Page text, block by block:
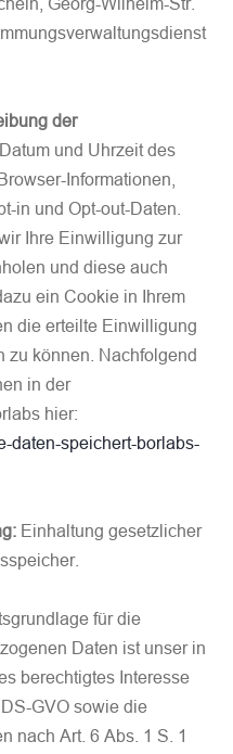
der
und Uhrzeit des
Informationen,
in und Opt-out-Daten.
Ihre Einwilligung zur
und diese auch
ein Cookie in Ihrem
die erteilte Einwilligung
zu können. Nachfolgend
in der
hier:
daten-speichert-borlabs-
Einhaltung gesetzlicher
für die
Daten ist unser in
berechtigtes Interesse
GVO sowie die
nach Art. 6 Abs. 1 S. 1